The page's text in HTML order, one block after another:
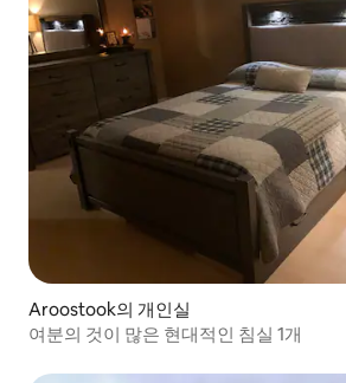
Aroostook의 개인실
여분의 것이 많은 현대적인 침실 1개